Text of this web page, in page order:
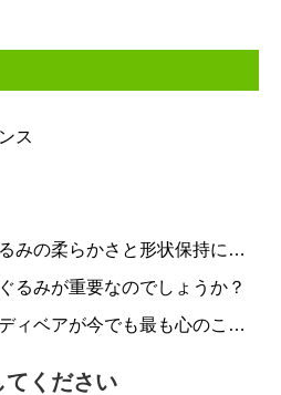
ス
みの柔らかさと形状保持にど
るみが重要なのでしょうか？
ィベアが今でも最も心のこも
てください